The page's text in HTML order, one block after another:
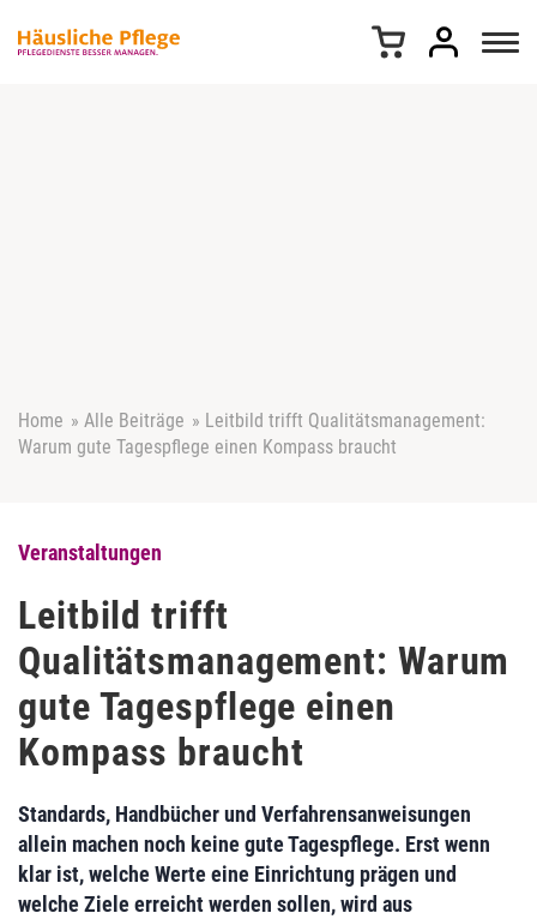
Home » Alle Beiträge » Leitbild trifft Qualitätsmanagement:
Warum gute Tagespflege einen Kompass braucht
Veranstaltungen
Leitbild trifft
Qualitätsmanagement: Warum
gute Tagespflege einen
Kompass braucht
Standards, Handbücher und Verfahrensanweisungen
allein machen noch keine gute Tagespflege. Erst wenn
klar ist, welche Werte eine Einrichtung prägen und
welche Ziele erreicht werden sollen, wird aus